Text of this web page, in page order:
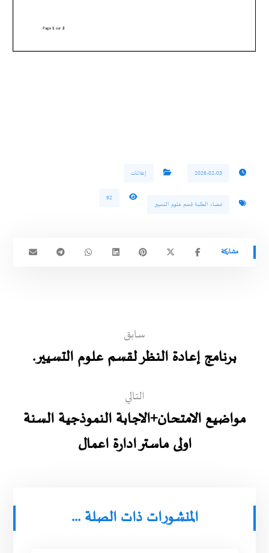
2026-02-03 إعلانات
فضاء الطلبة قسم علوم التسيير
92
سابق
برنامج إعادة النظر لقسم علوم التسيير.
التالي
مواضيع الامتحان+الاجابة النموذجية السنة
اولى ماستر ادارة اعمال
المنشورات ذات الصلة ...